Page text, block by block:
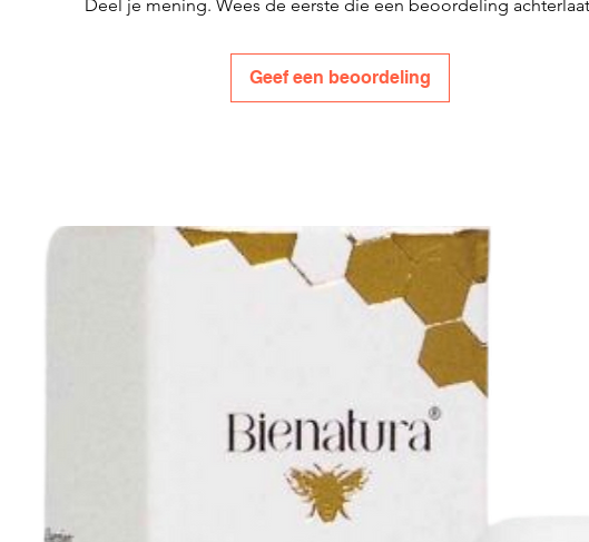
Deel je mening. Wees de eerste die een beoordeling
Geef een beoordeling